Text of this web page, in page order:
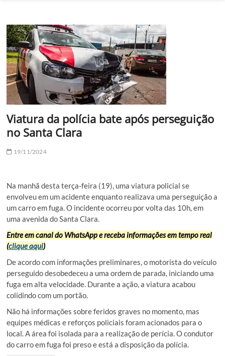
Viatura da polícia bate após perseguição
no Santa Clara
19/11/2024
Na manhã desta terça-feira (19), uma viatura policial se
envolveu em um acidente enquanto realizava uma perseguição a
um carro em fuga. O incidente ocorreu por volta das 10h, em
uma avenida do Santa Clara.
Entre em canal do WhatsApp e receba informações em tempo real
(clique aqui)
De acordo com informações preliminares, o motorista do veículo
perseguido desobedeceu a uma ordem de parada, iniciando uma
fuga em alta velocidade. Durante a ação, a viatura acabou
colidindo com um portão.
Não há informações sobre feridos graves no momento, mas
equipes médicas e reforços policiais foram acionados para o
local. A área foi isolada para a realização de perícia.O condutor
do carro em fuga foi preso e está a disposição da polícia.